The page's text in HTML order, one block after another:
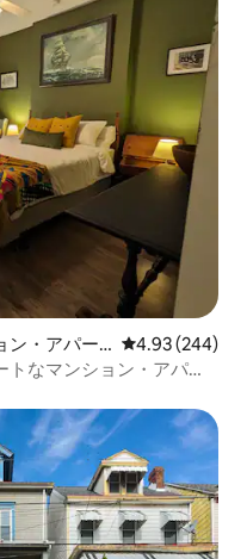
ン・アパー
レビュー244
4.93 (244)
なマンション・アパー